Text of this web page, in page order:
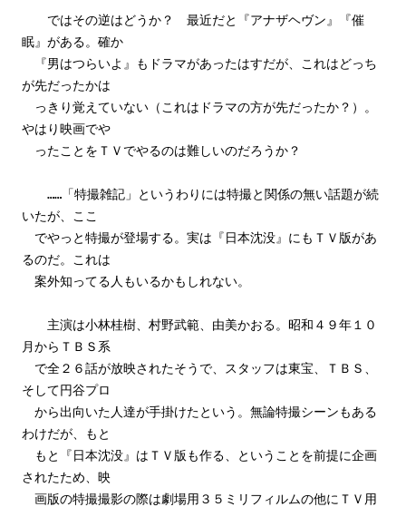
ではその逆はどうか？ 最近だと『アナザヘヴン』『催
眠』がある。確か
『男はつらいよ』もドラマがあったはすだが、これはどっち
が先だったかは
っきり覚えていない（これはドラマの方が先だったか？）。
やはり映画でや
ったことをＴＶでやるのは難しいのだろうか？
……「特撮雑記」というわりには特撮と関係の無い話題が続
いたが、ここ
でやっと特撮が登場する。実は『日本沈没』にもＴＶ版があ
るのだ。これは
案外知ってる人もいるかもしれない。
主演は小林桂樹、村野武範、由美かおる。昭和４９年１０
月からＴＢＳ系
で全２６話が放映されたそうで、スタッフは東宝、ＴＢＳ、
そして円谷プロ
から出向いた人達が手掛けたという。無論特撮シーンもある
わけだが、もと
もと『日本沈没』はＴＶ版も作る、ということを前提に企画
されたため、映
画版の特撮撮影の際は劇場用３５ミリフィルムの他にＴＶ用